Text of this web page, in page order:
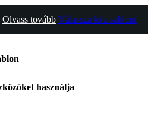
Olvass tovább Válassza ki a sablont
használja